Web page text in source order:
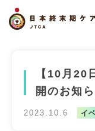
【10月20
開のお知
2023.10.6 イ